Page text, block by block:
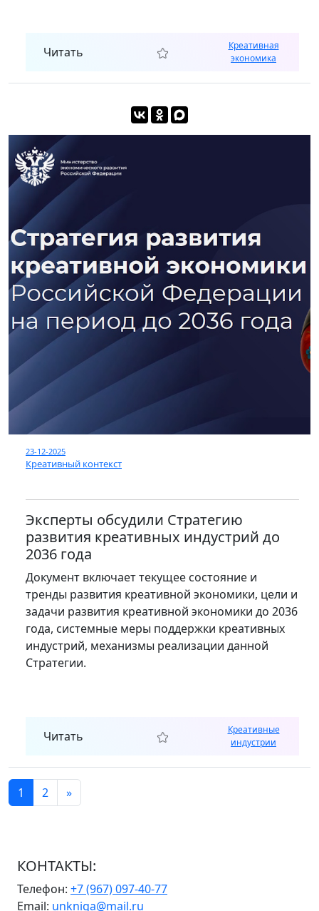
Читать
Креативная
экономика
23-12-2025
Креативный контекст
Эксперты обсудили Стратегию
развития креативных индустрий до
2036 года
Документ включает текущее состояние и
тренды развития креативной экономики, цели и
задачи развития креативной экономики до 2036
года, системные меры поддержки креативных
индустрий, механизмы реализации данной
Стратегии.
Читать
Креативные
индустрии
1 2 »
КОНТАКТЫ:
Телефон: +7 (967) 097-40-77
Email: unkniga@mail.ru